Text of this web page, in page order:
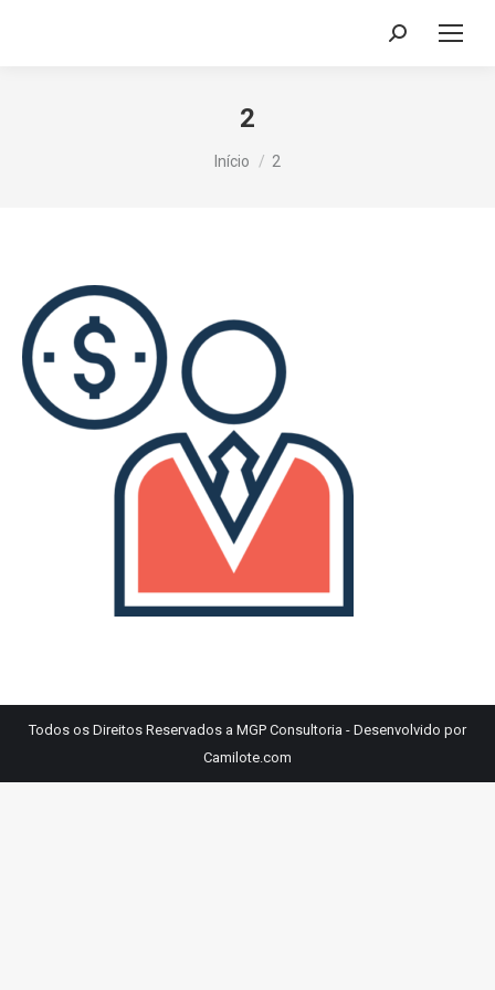
Search:
2
Você está aqui:
Início 2
Todos os Direitos Reservados a MGP Consultoria - Desenvolvido por
Camilote.com